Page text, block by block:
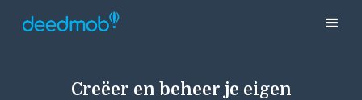
Creëer en beheer je eigen